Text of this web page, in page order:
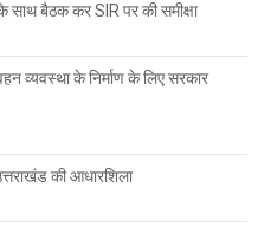
साथ बैठक कर SIR पर की समीक्षा
व्यवस्था के निर्माण के लिए सरकार
की आधारशिला